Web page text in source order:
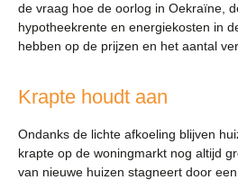
de vraag hoe de oorlog in Oekraïne,
hypotheekrente en energiekosten in
hebben op de prijzen en het aantal
Krapte houdt aan
Ondanks de lichte afkoeling blijven
krapte op de woningmarkt nog altijd
van nieuwe huizen stagneert door